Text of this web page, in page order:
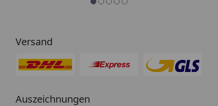
Versand
Auszeichnungen